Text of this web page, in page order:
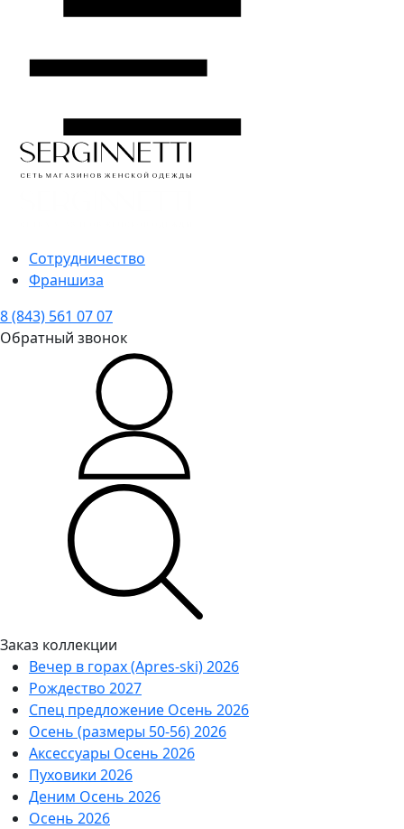
Сотрудничество
Франшиза
8 (843) 561 07 07
Обратный звонок
Заказ коллекции
Вечер в горах (Apres-ski) 2026
Рождество 2027
Спец предложение Осень 2026
Осень (размеры 50-56) 2026
Аксессуары Осень 2026
Пуховики 2026
Деним Осень 2026
Осень 2026